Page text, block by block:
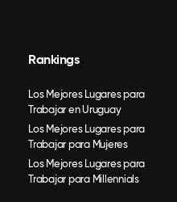
Rankings
Los Mejores Lugares para
Trabajar en Uruguay
Los Mejores Lugares para
Trabajar para Mujeres
Los Mejores Lugares para
Trabajar para Millennials